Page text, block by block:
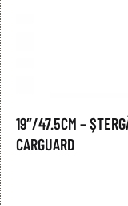
19″/47.5CM –
CARGUARD